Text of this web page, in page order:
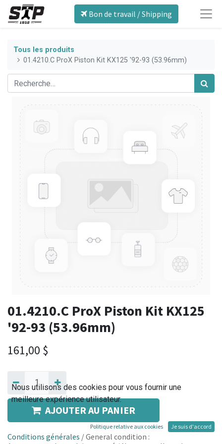
Bon de travail / Shipping
Tous les produits
01.4210.C ProX Piston Kit KX125 '92-93 (53.96mm)
01.4210.C ProX Piston Kit KX125
'92-93 (53.96mm)
161,00 $
AJOUTER AU PANIER
Conditions générales / General condition :
Nous utilisons des cookies pour vous fournir une
meilleure expérience utilisateur.
Politique relative aux cookies Je suis d'accord